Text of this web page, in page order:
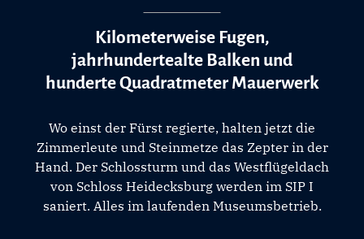
Kilometerweise Fugen,
jahrhundertealte Balken und
hunderte Quadratmeter Mauerwerk
Wo einst der Fürst regierte, halten jetzt die
Zimmerleute und Steinmetze das Zepter in der
Hand. Der Schlossturm und das Westflügeldach
von Schloss Heidecksburg werden im SIP I
saniert. Alles im laufenden Museumsbetrieb.